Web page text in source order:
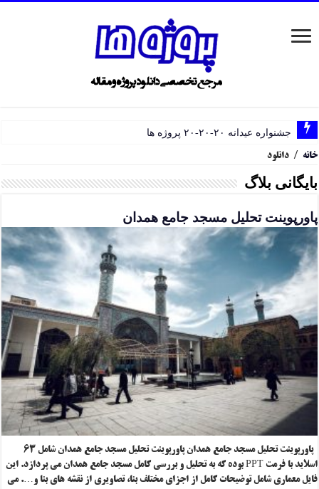
جشنواره عیدانه ۲۰-۲۰-۲۰ پروژه ها
خانه / دانلود
بایگانی بلاگ
پاورپوینت تحلیل مسجد جامع همدان
پاورپوینت تحلیل مسجد جامع همدان پاورپوینت تحلیل مسجد جامع همدان شامل ۶۳
اسلاید با فرمت PPT بوده که به تحلیل و بررسی کامل مسجد جامع همدان می پردازد. این
فایل معماری شامل توضیحات کامل از اجزای مختلف بنا، تصاویری از نقشه های بنا و…. می